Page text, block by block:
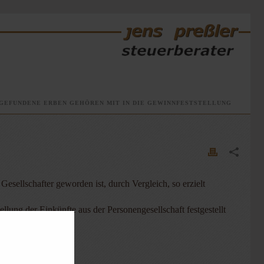
ERBEN GEHÖREN MIT IN DIE GEWINNFESTSTELLUNG
geworden ist, durch Vergleich, so erzielt
der Einkünfte aus der Personengesellschaft festgestellt